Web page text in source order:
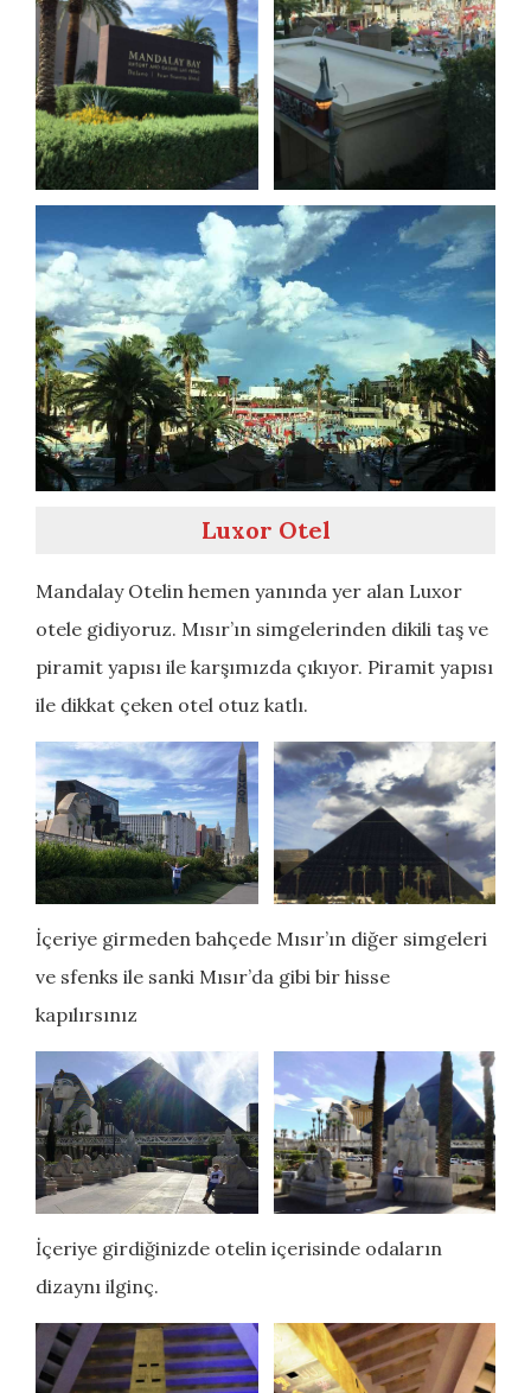
Luxor Otel
Mandalay Otelin hemen yanında yer alan Luxor
otele gidiyoruz. Mısır’ın simgelerinden dikili taş ve
piramit yapısı ile karşımızda çıkıyor. Piramit yapısı
ile dikkat çeken otel otuz katlı.
İçeriye girmeden bahçede Mısır’ın diğer simgeleri
ve sfenks ile sanki Mısır’da gibi bir hisse
kapılırsınız
İçeriye girdiğinizde otelin içerisinde odaların
dizaynı ilginç.